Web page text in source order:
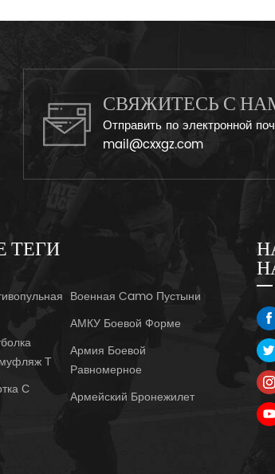
СВЯЖИТЕСЬ С
Отправить по электронной
mail@cxxgz.com
ТЕГИ
Т
С
Военная Camo Пустыни
АМКУ Боевой Форме
Армия Боевой
Равномерное
Армейский Бронежилет